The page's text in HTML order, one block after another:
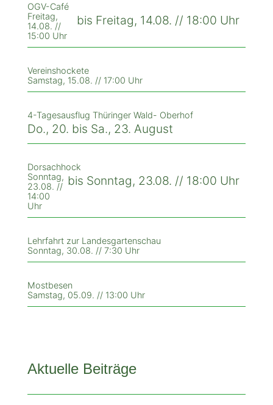
OGV-Café
Freitag,
14.08. //
15:00 Uhr
bis Freitag, 14.08. // 18:00 Uhr
Vereinshockete
Samstag, 15.08. // 17:00 Uhr
4-Tagesausflug Thüringer Wald- Oberhof
Do., 20. bis Sa., 23. August
Dorsachhock
Sonntag,
23.08. //
14:00
Uhr
bis Sonntag, 23.08. // 18:00 Uhr
Lehrfahrt zur Landesgartenschau
Sonntag, 30.08. // 7:30 Uhr
Mostbesen
Samstag, 05.09. // 13:00 Uhr
Aktuelle Beiträge